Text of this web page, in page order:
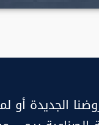
الجديدة أو